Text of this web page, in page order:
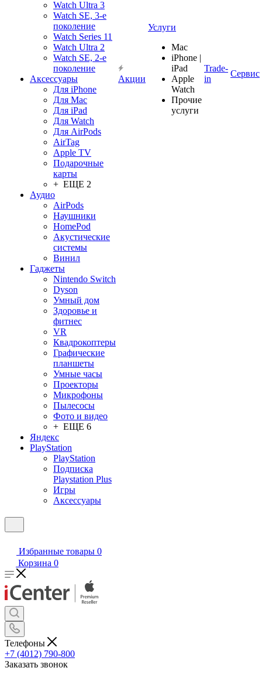
Watch Ultra 3
Watch SE, 3-е
поколение
Watch Series 11
Watch Ultra 2
Watch SE, 2-е
поколение
Аксессуары
Для iPhone
Для Mac
Для iPad
Для Watch
Для AirPods
AirTag
Apple TV
Подарочные
карты
+ ЕЩЕ 2
Аудио
AirPods
Наушники
HomePod
Акустические
системы
Винил
Гаджеты
Nintendo Switch
Dyson
Умный дом
Здоровье и
фитнес
VR
Квадрокоптеры
Графические
планшеты
Умные часы
Проекторы
Микрофоны
Пылесосы
Фото и видео
+ ЕЩЕ 6
Яндекс
PlayStation
PlayStation
Подписка
Playstation Plus
Игры
Аксессуары
Акции
Услуги
Mac
iPhone |
iPad
Apple
Watch
Прочие
услуги
Trade-
in
Сервис
Избранные товары 0
Корзина 0
Телефоны
+7 (4012) 790-800
Заказать звонок